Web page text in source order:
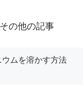
の他の記事
ムを溶かす方法